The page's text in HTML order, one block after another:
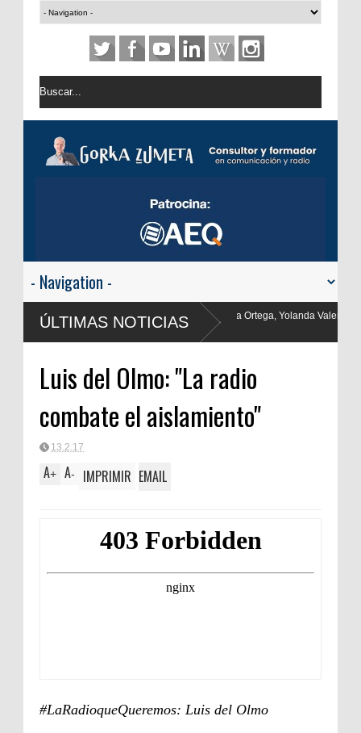
ÚLTIMAS NOTICIAS
Yolanda Valencia y Frank Blanco regresan a
Luis del Olmo: "La radio
combate el aislamiento"
13.2.17
A+ A- IMPRIMIR EMAIL
#LaRadioqueQueremos: Luis del Olmo